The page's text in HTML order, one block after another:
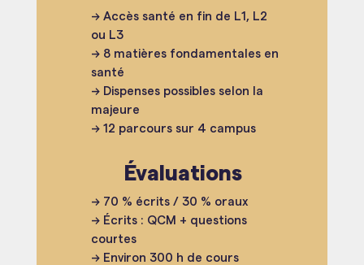
→ Accès santé en fin de L1, L2
ou L3
→ 8 matières fondamentales en
santé
→ Dispenses possibles selon la
majeure
→ 12 parcours sur 4 campus
Évaluations
→ 70 % écrits / 30 % oraux
→ Écrits : QCM + questions
courtes
→ Environ 300 h de cours